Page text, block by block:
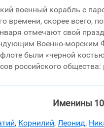
военный корабль с
времени, скорее
отмечают свой
Военно-морским
были «черной
российского
Именины
, Корнилий,Леонид,